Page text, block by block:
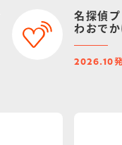
名探偵
わおで
2026.10